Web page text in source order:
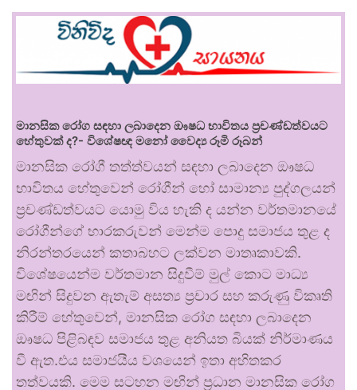
මානසික රෝග සඳහා ලබාදෙන ඖෂධ භාවිතය ප්‍රචණ්ඩත්වයට
හේතුවක් ද?- විශේෂඥ මනෝ වෛද්‍ය රූමි රූබන්
මානසික රෝගී තත්ත්වයන් සඳහා ලබාදෙන ඖෂධ
භාවිතය හේතුවෙන් රෝගීන් හෝ සාමාන්‍ය පුද්ගලයන්
ප්‍රචණ්ඩත්වයට යොමු විය හැකි ද යන්න වර්තමානයේ
රෝගීන්ගේ භාරකරුවන් මෙන්ම පොදු සමාජය තුළ ද
නිරන්තරයෙන් කතාබහට ලක්වන මාතෘකාවකි.
විශේෂයෙන්ම වර්තමාන සිදුවීම් මුල් කොට මාධ්‍ය
මඟින් සිදුවන ඇතැම් අසත්‍ය ප්‍රචාර සහ කරුණු විකෘති
කිරීම් හේතුවෙන්, මානසික රෝග සඳහා ලබාදෙන
ඖෂධ පිළිබඳව සමාජය තුළ අනියත බියක් නිර්මාණය
වී ඇත.එය සමාජයීය වශයෙන් ඉතා අහිතකර
තත්වයකි. මෙම සටහන මඟින් ප්‍රධාන මානසික රෝග